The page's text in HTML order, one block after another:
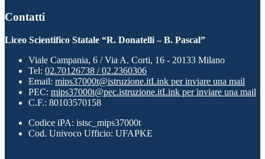
Contatti
Liceo Scientifico Statale “R. Donatelli – B. Pascal”
Viale Campania, 6 / Via A. Corti, 16 - 20133 Milano
Tel: 02.70126738 / 02.2360306
Email: mips37000t@istruzione.itLink per inviare una mail
PEC: mips37000t@pec.istruzione.itLink per inviare una mail
C.F.: 80103570158
Codice iPA: istsc_mips37000t
Cod. Univoco Ufficio: UFAPKE